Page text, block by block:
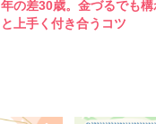
年の差30歳。金づるでも
と上手く付き合うコツ